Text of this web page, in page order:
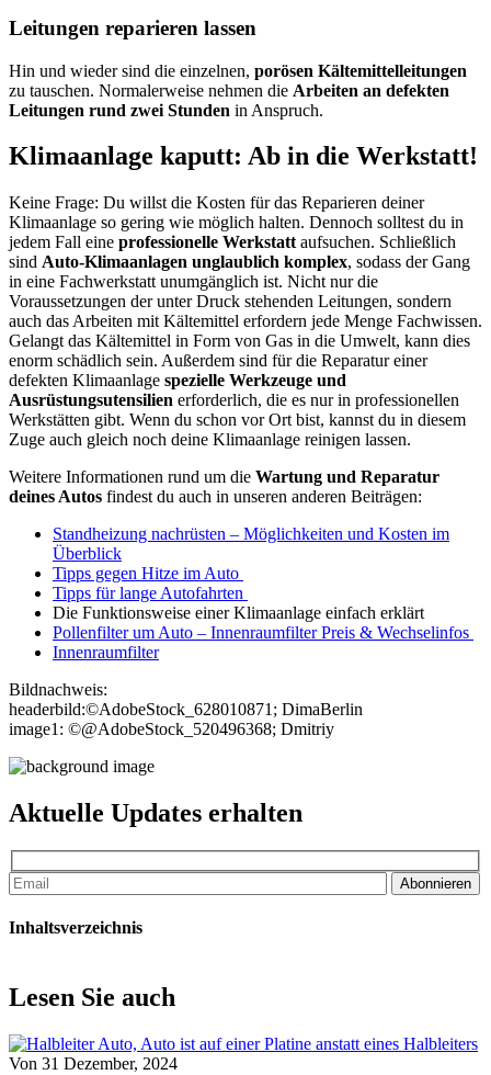
Leitungen reparieren lassen
Hin und wieder sind die einzelnen, porösen Kältemittelleitungen
zu tauschen. Normalerweise nehmen die Arbeiten an defekten
Leitungen rund zwei Stunden in Anspruch.
Klimaanlage kaputt: Ab in die Werkstatt!
Keine Frage: Du willst die Kosten für das Reparieren deiner
Klimaanlage so gering wie möglich halten. Dennoch solltest du in
jedem Fall eine professionelle Werkstatt aufsuchen. Schließlich
sind Auto-Klimaanlagen unglaublich komplex, sodass der Gang
in eine Fachwerkstatt unumgänglich ist. Nicht nur die
Voraussetzungen der unter Druck stehenden Leitungen, sondern
auch das Arbeiten mit Kältemittel erfordern jede Menge Fachwissen.
Gelangt das Kältemittel in Form von Gas in die Umwelt, kann dies
enorm schädlich sein. Außerdem sind für die Reparatur einer
defekten Klimaanlage spezielle Werkzeuge und
Ausrüstungsutensilien erforderlich, die es nur in professionellen
Werkstätten gibt. Wenn du schon vor Ort bist, kannst du in diesem
Zuge auch gleich noch deine Klimaanlage reinigen lassen.
Weitere Informationen rund um die Wartung und Reparatur
deines Autos findest du auch in unseren anderen Beiträgen:
Standheizung nachrüsten – Möglichkeiten und Kosten im
Überblick
Tipps gegen Hitze im Auto
Tipps für lange Autofahrten
Die Funktionsweise einer Klimaanlage einfach erklärt
Pollenfilter um Auto – Innenraumfilter Preis & Wechselinfos
Innenraumfilter
Bildnachweis:
headerbild:©AdobeStock_628010871; DimaBerlin
image1: ©@AdobeStock_520496368; Dmitriy
Aktuelle Updates erhalten
Abonnieren
Inhaltsverzeichnis
Lesen Sie auch
Von 31 Dezember, 2024